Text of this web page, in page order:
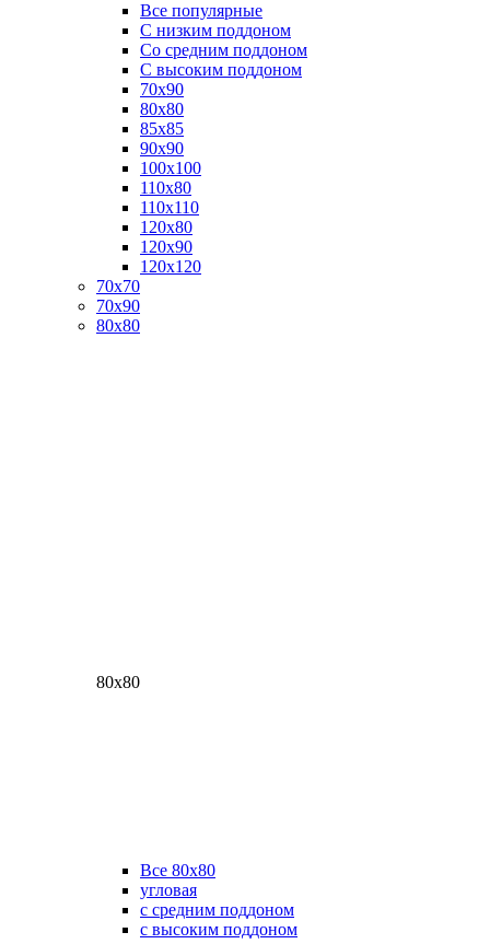
Все популярные
C низким поддоном
Со средним поддоном
С высоким поддоном
70х90
80х80
85х85
90х90
100х100
110х80
110х110
120х80
120х90
120х120
70х70
70х90
80х80
80х80
Все 80х80
угловая
с средним поддоном
с высоким поддоном